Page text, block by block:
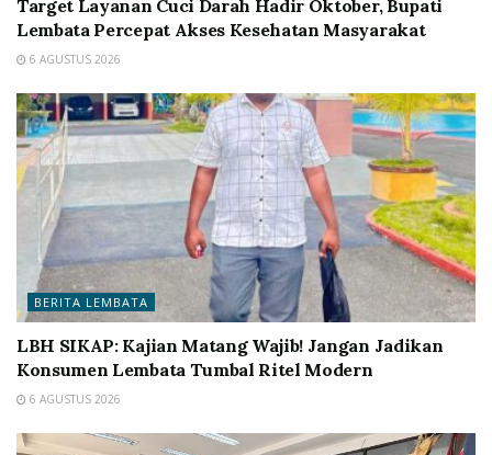
Target Layanan Cuci Darah Hadir Oktober, Bupati
Lembata Percepat Akses Kesehatan Masyarakat
6 AGUSTUS 2026
BERITA LEMBATA
LBH SIKAP: Kajian Matang Wajib! Jangan Jadikan
Konsumen Lembata Tumbal Ritel Modern
6 AGUSTUS 2026